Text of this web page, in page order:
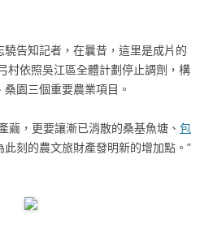
告知記者，在曩昔，這里是成片的
村依照吳江區全體計劃停止調劑，構
桑園三個重要農業項目。
繭，更要讓漸已消散的桑基魚塘、 包
刻的農文旅財產發明新的增加點。”